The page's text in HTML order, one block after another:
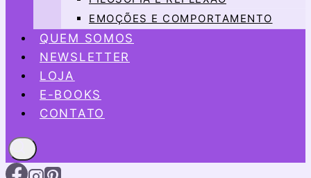
EMOÇÕES E COMPORTAMENTO
QUEM SOMOS
NEWSLETTER
LOJA
E-BOOKS
CONTATO